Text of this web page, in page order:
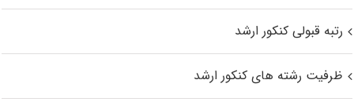
رتبه قبولی کنکور ارشد
ظرفیت رشته های کنکور ارشد